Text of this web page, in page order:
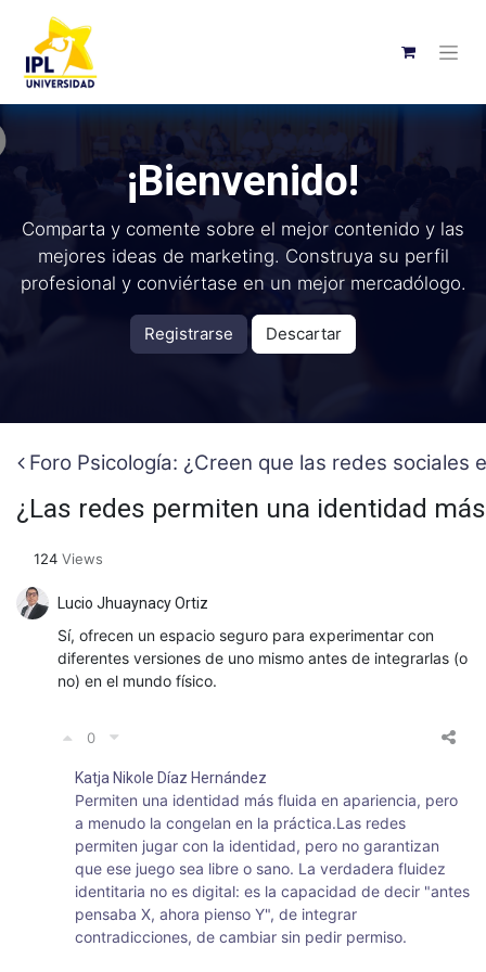
¡Bienvenido!
Comparta y comente sobre el mejor contenido y las
mejores ideas de marketing. Construya su perfil
profesional y conviértase en un mejor mercadólogo.
Registrarse Descartar
Foro Psicología: ¿Creen que las redes
¿Las redes permiten una identidad
124 Views
Lucio Jhuaynacy Ortiz
Sí, ofrecen un espacio seguro para experimentar con
diferentes versiones de uno mismo antes de integrarlas (o
no) en el mundo físico.
0
Katja Nikole Díaz Hernández
Permiten una identidad más fluida en apariencia, pero
a menudo la congelan en la práctica.Las redes
permiten jugar con la identidad, pero no garantizan
que ese juego sea libre o sano. La verdadera fluidez
identitaria no es digital: es la capacidad de decir "antes
pensaba X, ahora pienso Y", de integrar
contradicciones, de cambiar sin pedir permiso.